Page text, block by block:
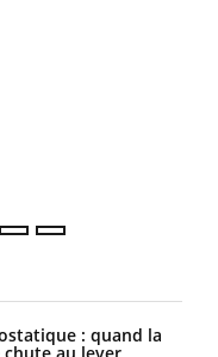
: quand la
au lever